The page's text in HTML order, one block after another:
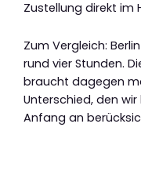
Zustellung direkt im
Zum Vergleich:
rund vier Stunden.
braucht dagegen
Unterschied, den
Anfang an